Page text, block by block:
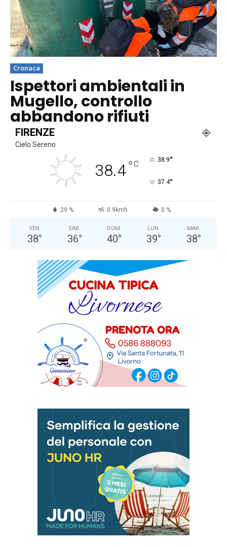
Cronaca
Ispettori ambientali in
Mugello, controllo
abbandono rifiuti
FIRENZE
Cielo Sereno
38.4°C 38.9°
37.4°
29 % 0.9kmh 0 %
VEN
38°
SAB
36°
DOM
40°
LUN
39°
MAR
38°